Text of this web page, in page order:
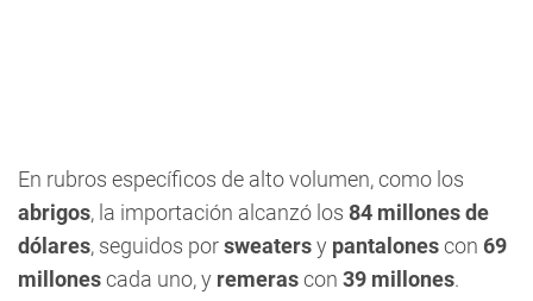
En rubros específicos de alto volumen, como los
abrigos, la importación alcanzó los 84 millones de
dólares, seguidos porsweatersy pantalonescon 69
millonescada uno, y remerascon 39 millones.